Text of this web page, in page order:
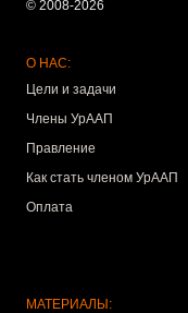
© 2008-2026
О НАС:
Цели и задачи
Члены УрААП
Правление
Как стать членом УрААП
Оплата
МАТЕРИАЛЫ: